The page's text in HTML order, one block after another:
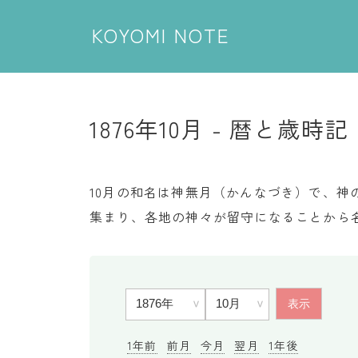
KOYOMI NOTE
1876年10月 - 暦と歳時記
10月の和名は神無月（かんなづき）で、
集まり、各地の神々が留守になることから
1年前 前月 今月 翌月 1年後